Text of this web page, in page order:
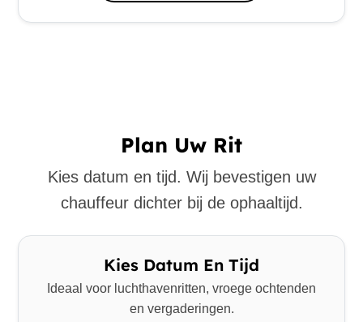
Plan Uw Rit
Kies datum en tijd. Wij bevestigen uw
chauffeur dichter bij de ophaaltijd.
Kies Datum En Tijd
Ideaal voor luchthavenritten, vroege ochtenden
en vergaderingen.